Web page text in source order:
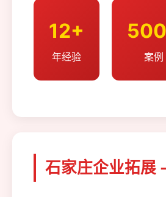
12+
年经验 案例
石家庄企业拓展